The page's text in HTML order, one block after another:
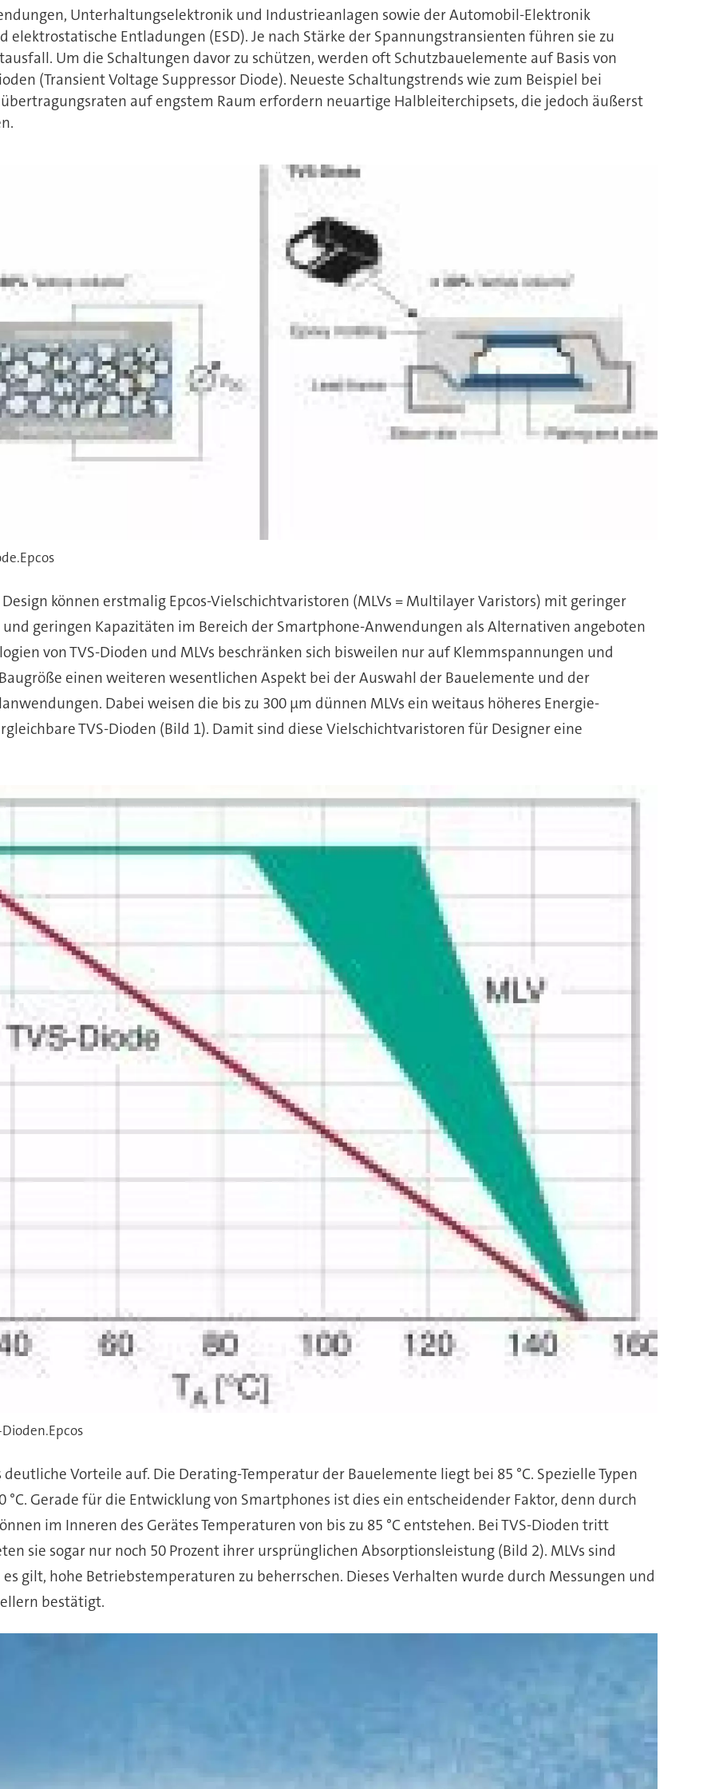
Unterhaltungselektronik und Industrieanlagen sowie der Automobil-Elektronik
Entladungen (ESD). Je nach Stärke der Spannungstransienten führen sie zu
Um die Schaltungen davor zu schützen, werden oft Schutzbauelemente auf Basis von
(Transient Voltage Suppressor Diode). Neueste Schaltungstrends wie zum Beispiel bei
auf engstem Raum erfordern neuartige Halbleiterchipsets, die jedoch äußerst
können erstmalig Epcos-Vielschichtvaristoren (MLVs = Multilayer Varistors) mit geringer
geringen Kapazitäten im Bereich der Smartphone-Anwendungen als Alternativen angeboten
von TVS-Dioden und MLVs beschränken sich bisweilen nur auf Klemmspannungen und
einen weiteren wesentlichen Aspekt bei der Auswahl der Bauelemente und der
Dabei weisen die bis zu 300 µm dünnen MLVs ein weitaus höheres Energie-
TVS-Dioden (Bild 1). Damit sind diese Vielschichtvaristoren für Designer eine
Vorteile auf. Die Derating-Temperatur der Bauelemente liegt bei 85 °C. Spezielle Typen
Gerade für die Entwicklung von Smartphones ist dies ein entscheidender Faktor, denn durch
im Inneren des Gerätes Temperaturen von bis zu 85 °C entstehen. Bei TVS-Dioden tritt
sie sogar nur noch 50 Prozent ihrer ursprünglichen Absorptionsleistung (Bild 2). MLVs sind
gilt, hohe Betriebstemperaturen zu beherrschen. Dieses Verhalten wurde durch Messungen und
bestätigt.